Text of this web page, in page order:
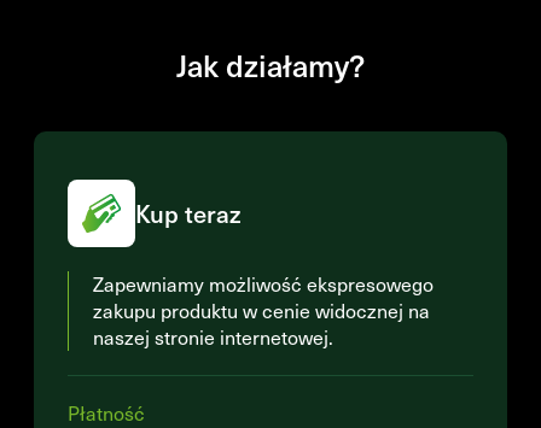
Jak działamy?
Kup teraz
Zapewniamy możliwość ekspresowego
zakupu produktu w cenie widocznej na
naszej stronie internetowej.
Płatność